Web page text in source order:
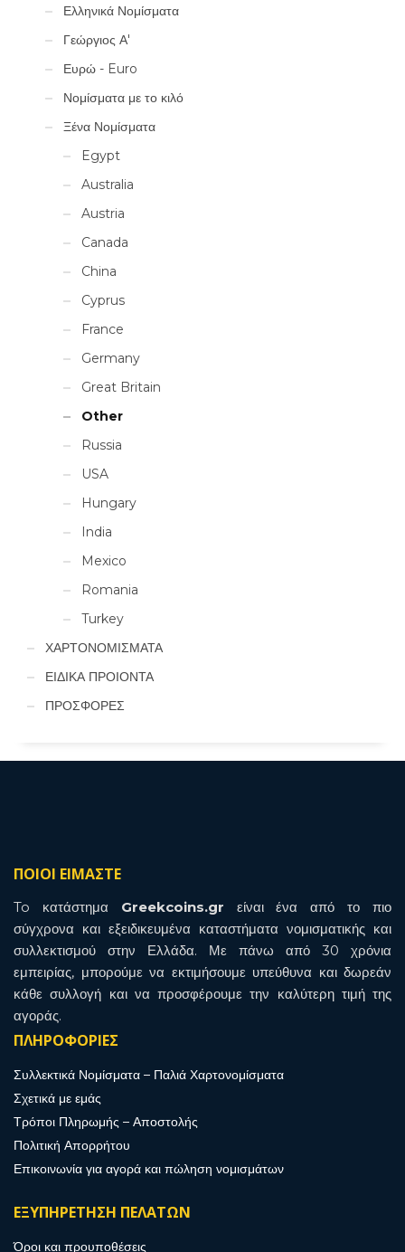
Ελληνικά Νομίσματα
Γεώργιος Α'
Ευρώ - Euro
Νομίσματα με το κιλό
Ξένα Νομίσματα
Egypt
Australia
Austria
Canada
China
Cyprus
France
Germany
Great Britain
Other
Russia
USA
Hungary
India
Mexico
Romania
Turkey
ΧΑΡΤΟΝΟΜΙΣΜΑΤΑ
ΕΙΔΙΚΑ ΠΡΟΙΟΝΤΑ
ΠΡΟΣΦΟΡΕΣ
ΠΟΙΟΙ ΕΙΜΑΣΤΕ
To κατάστημα Greekcoins.gr είναι ένα από το πιο
σύγχρονα και εξειδικευμένα καταστήματα νομισματικής και
συλλεκτισμού στην Ελλάδα. Με πάνω από 30 χρόνια
εμπειρίας, μπορούμε να εκτιμήσουμε υπεύθυνα και δωρεάν
κάθε συλλογή και να προσφέρουμε την καλύτερη τιμή της
αγοράς.
ΠΛΗΡΟΦΟΡΙΕΣ
Συλλεκτικά Νομίσματα – Παλιά Χαρτονομίσματα
Σχετικά με εμάς
Τρόποι Πληρωμής – Αποστολής
Πολιτική Απορρήτου
Επικοινωνία για αγορά και πώληση νομισμάτων
ΕΞΥΠΗΡΕΤΗΣΗ ΠΕΛΑΤΩΝ
Όροι και προυποθέσεις